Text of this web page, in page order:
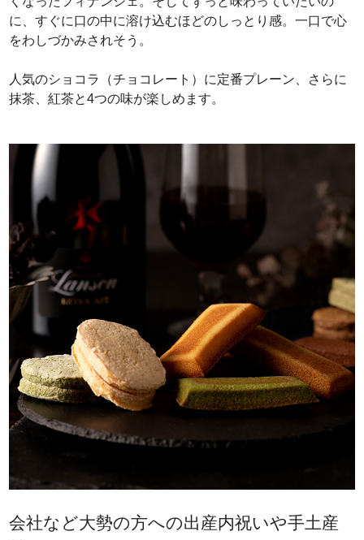
に、すぐに口の中に溶け込むほどのしっとり感。一口で心
をわしづかみされそう。
人気のショコラ（チョコレート）に定番プレーン、さらに
抹茶、紅茶と4つの味が楽しめます。
会社など大勢の方への出産内祝いや手土産